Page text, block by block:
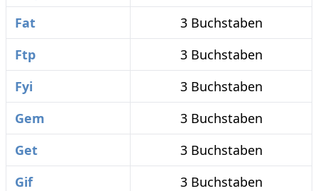
Fat
3 Buchstaben
Ftp
3 Buchstaben
Fyi
3 Buchstaben
Gem
3 Buchstaben
Get
3 Buchstaben
Gif
3 Buchstaben